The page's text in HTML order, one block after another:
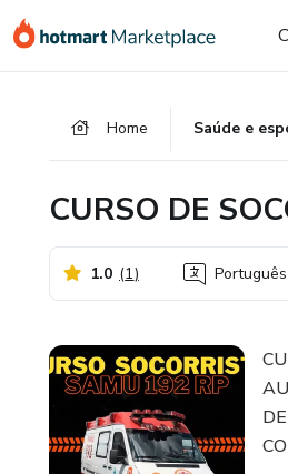
para
para
para
Home Saúde e
CURSO DE
1.0 (1) Português